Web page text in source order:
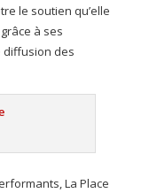
le soutien qu’elle
à ses
diffusion des
La Place